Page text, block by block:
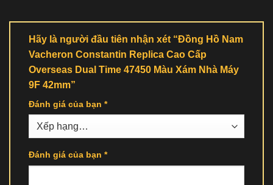
Hãy là người đầu tiên nhận xét “Đồng Hồ Nam
Vacheron Constantin Replica Cao Cấp
Overseas Dual Time 47450 Màu Xám Nhà Máy
9F 42mm”
Đánh giá của bạn *
Đánh giá của bạn *